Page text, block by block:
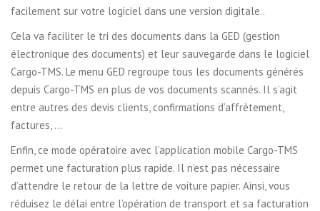
facilement sur votre logiciel dans une version digitale..
Cela va faciliter le tri des documents dans la GED (gestion
électronique des documents) et leur sauvegarde dans le logiciel
Cargo-TMS. Le menu GED regroupe tous les documents générés
depuis Cargo-TMS en plus de vos documents scannés. Il s’agit
entre autres des devis clients, confirmations d’affrètement,
factures, …
Enfin, ce mode opératoire avec l’application mobile Cargo-TMS
permet une facturation plus rapide. Il n’est pas nécessaire
d’attendre le retour de la lettre de voiture papier. Ainsi, vous
réduisez le délai entre l’opération de transport et sa facturation